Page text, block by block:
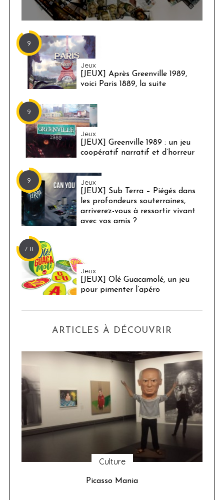
9
Jeux
[JEUX] Après Greenville 1989,
voici Paris 1889, la suite
9
Jeux
[JEUX] Greenville 1989 : un jeu
coopératif narratif et d’horreur
9 Jeux
[JEUX] Sub Terra – Piégés dans
les profondeurs souterraines,
arriverez-vous à ressortir vivant
avec vos amis ?
7.8
Jeux
[JEUX] Olé Guacamolé, un jeu
pour pimenter l’apéro
ARTICLES À DÉCOUVRIR
Culture
Picasso Mania